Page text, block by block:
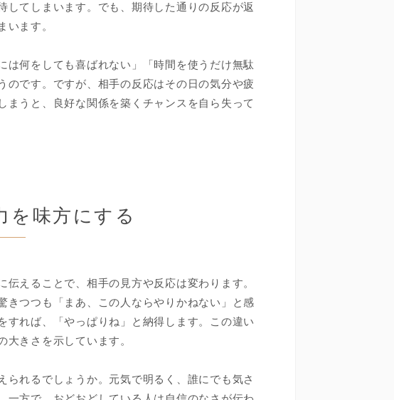
てしまいます。でも、期待した通りの反応が返
います。
は何をしても喜ばれない」「時間を使うだけ無駄
のです。ですが、相手の反応はその日の気分や疲
うと、良好な関係を築くチャンスを自ら失って
を味方にする
えることで、相手の見方や反応は変わります。
きつつも「まあ、この人ならやりかねない」と感
すれば、「やっぱりね」と納得します。この違い
大きさを示しています。
れるでしょうか。元気で明るく、誰にでも気さ